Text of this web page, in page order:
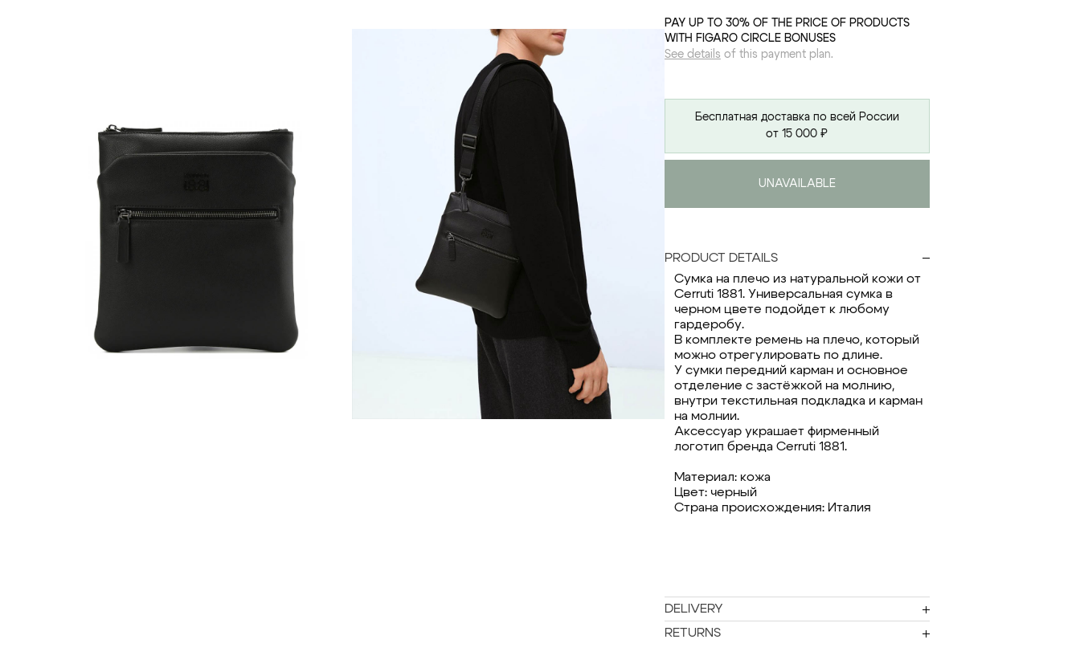
PAY UP TO 30% OF THE PRICE OF PRODUCTS
WITH FIGARO CIRCLE BONUSES
See details of this payment plan.
Бесплатная доставка по всей России
от 15 000 ₽
UNAVAILABLE
PRODUCT DETAILS
Сумка на плечо из натуральной кожи от
Cerruti 1881. Универсальная сумка в
черном цвете подойдет к любому
гардеробу.
В комплекте ремень на плечо, который
можно отрегулировать по длине.
У сумки передний карман и основное
отделение с застёжкой на молнию,
внутри текстильная подкладка и карман
на молнии.
Аксессуар украшает фирменный
логотип бренда Cerruti 1881.
Материал: кожа
Цвет: черный
Страна происхождения: Италия
DELIVERY
RETURNS